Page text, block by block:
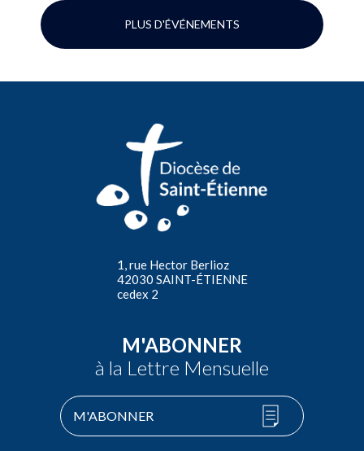
PLUS D'ÉVÉNEMENTS
1, rue Hector Berlioz
42030 SAINT-ÉTIENNE
cedex 2
M'ABONNER
à la Lettre Mensuelle
M'ABONNER